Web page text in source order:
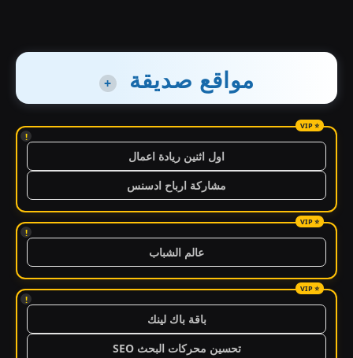
مواقع صديقة +
!
اول اثنين ريادة اعمال
مشاركة ارباح ادسنس
!
عالم الشباب
!
باقة باك لينك
تحسين محركات البحث SEO